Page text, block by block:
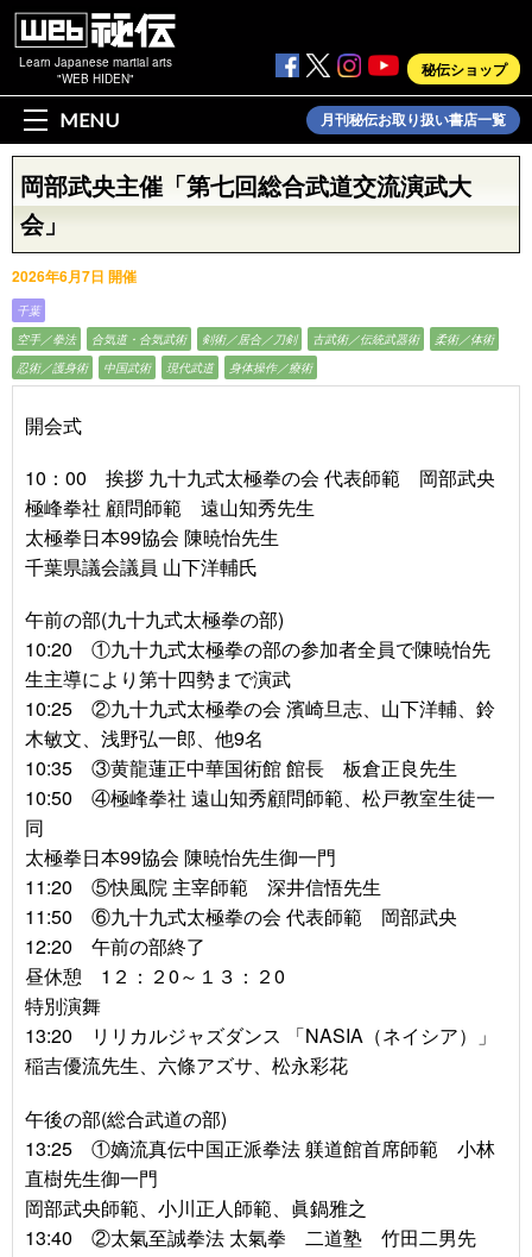
Learn Japanese martial arts
"WEB HIDEN"
秘伝ショップ
MENU 月刊秘伝お取り扱い書店一覧
岡部武央主催「第七回総合武道交流演武大
会」
2026年6月7日 開催
千葉
空手／拳法
合気道・合気武術 剣術／居合／刀剣 古武術／伝統武器術
柔術／体術
忍術／護身術
中国武術 現代武道 身体操作／療術
開会式
10：00 挨拶 九十九式太極拳の会 代表師範 岡部武央
極峰拳社 顧問師範 遠山知秀先生
太極拳日本99協会 陳暁怡先生
千葉県議会議員 山下洋輔氏
午前の部(九十九式太極拳の部)
10:20 ①九十九式太極拳の部の参加者全員で陳暁怡先
生主導により第十四勢まで演武
10:25 ②九十九式太極拳の会 濱崎旦志、山下洋輔、鈴
木敏文、浅野弘一郎、他9名
10:35 ③黄龍蓮正中華国術館 館長 板倉正良先生
10:50 ④極峰拳社 遠山知秀顧問師範、松戸教室生徒一
同
太極拳日本99協会 陳暁怡先生御一門
11:20 ⑤快風院 主宰師範 深井信悟先生
11:50 ⑥九十九式太極拳の会 代表師範 岡部武央
12:20 午前の部終了
昼休憩 1２：２0～１３：２0
特別演舞
13:20 リリカルジャズダンス 「NASIA（ネイシア）」
稲吉優流先生、六條アズサ、松永彩花
午後の部(総合武道の部)
13:25 ①嫡流真伝中国正派拳法 躾道館首席師範 小林
直樹先生御一門
岡部武央師範、小川正人師範、眞鍋雅之
13:40 ②太氣至誠拳法 太氣拳 二道塾 竹田二男先